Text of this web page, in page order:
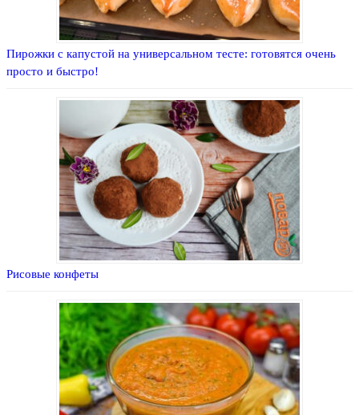
Пирожки с капустой на универсальном тесте: готовятся очень
просто и быстро!
Рисовые конфеты